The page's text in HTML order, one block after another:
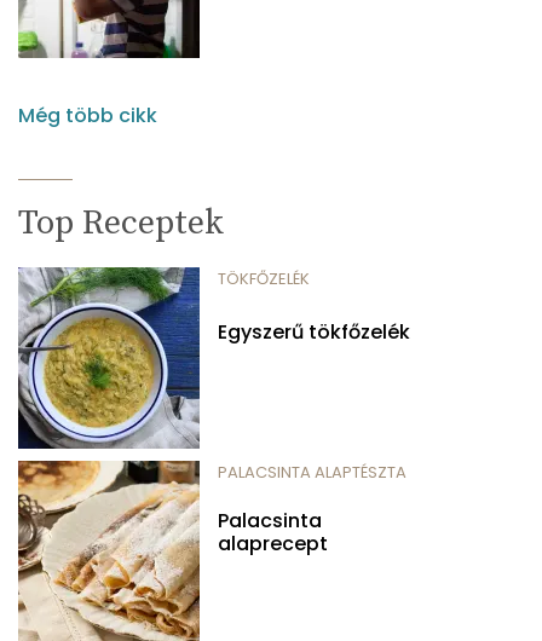
Még több cikk
Top Receptek
TÖKFŐZELÉK
Egyszerű tökfőzelék
PALACSINTA ALAPTÉSZTA
Palacsinta
alaprecept